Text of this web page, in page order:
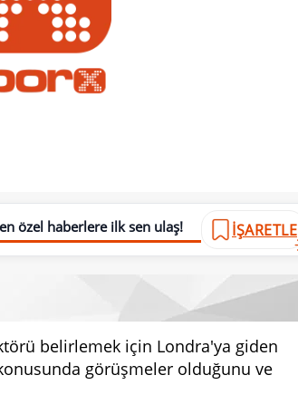
özel haberlere ilk sen ulaş! İŞARETLE
belirlemek için Londra'ya giden
görüşmeler olduğunu ve